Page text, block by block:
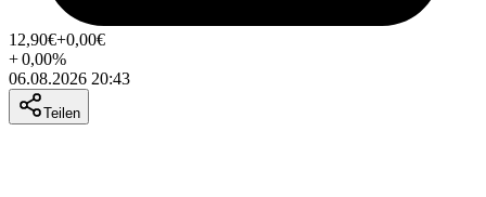
12,90€+0,00€
+0,00%
06.08.2026 20:43
Teilen